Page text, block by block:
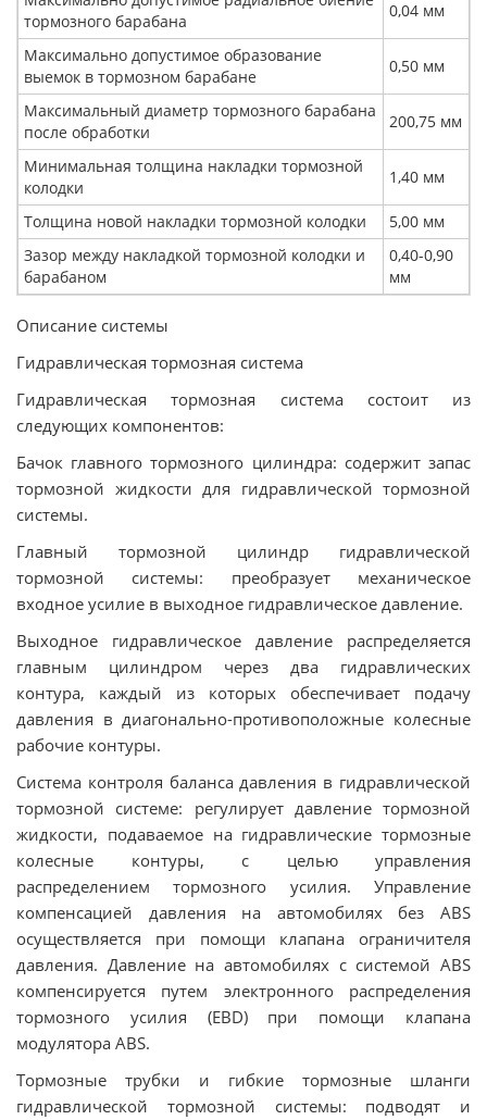
тормозного барабана
0,04 мм
Максимально допустимое образование
выемок в тормозном барабане
0,50 мм
Максимальный диаметр тормозного барабана
после обработки
200,75 мм
Минимальная толщина накладки тормозной
колодки
1,40 мм
Толщина новой накладки тормозной колодки
5,00 мм
Зазор между накладкой тормозной колодки и
барабаном
0,40-0,90
мм
Описание системы
Гидравлическая тормозная система
Гидравлическая тормозная система состоит из
следующих компонентов:
Бачок главного тормозного цилиндра: содержит запас
тормозной жидкости для гидравлической тормозной
системы.
Главный тормозной цилиндр гидравлической
тормозной системы: преобразует механическое
входное усилие в выходное гидравлическое давление.
Выходное гидравлическое давление распределяется
главным цилиндром через два гидравлических
контура, каждый из которых обеспечивает подачу
давления в диагонально-противоположные колесные
рабочие контуры.
Система контроля баланса давления в гидравлической
тормозной системе: регулирует давление тормозной
жидкости, подаваемое на гидравлические тормозные
колесные контуры, с целью управления
распределением тормозного усилия. Управление
компенсацией давления на автомобилях без ABS
осуществляется при помощи клапана ограничителя
давления. Давление на автомобилях с системой ABS
компенсируется путем электронного распределения
тормозного усилия (EBD) при помощи клапана
модулятора ABS.
Тормозные трубки и гибкие тормозные шланги
гидравлической тормозной системы: подводят и